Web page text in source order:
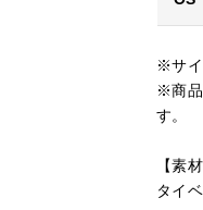
※サイ
※商品
す。
【素材
タイ